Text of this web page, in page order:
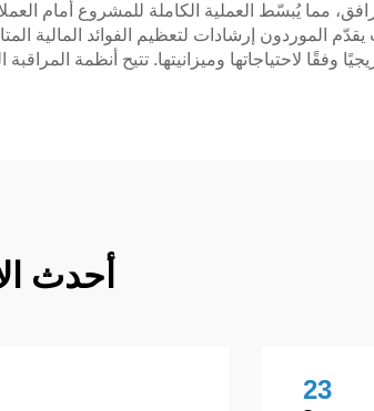
مما يُبسّط العملية الكاملة للمشروع أمام
الموردون إرشادات لتعظيم الفوائد المالية
لاحتياجاتها وميزانيتها. تتيح أنظمة المراقبة
أحدث
23